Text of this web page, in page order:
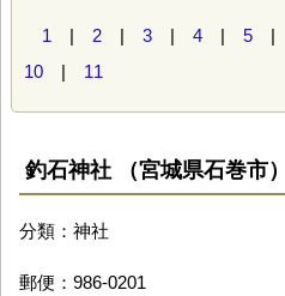
1 | 2 | 3 | 4 | 5 |
10 | 11
釣石神社 （宮城県石巻市）
分類：神社
郵便：986-0201